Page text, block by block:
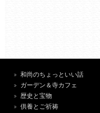
和尚のちょっといい話
ガーデン＆寺カフェ
歴史と宝物
供養とご祈祷